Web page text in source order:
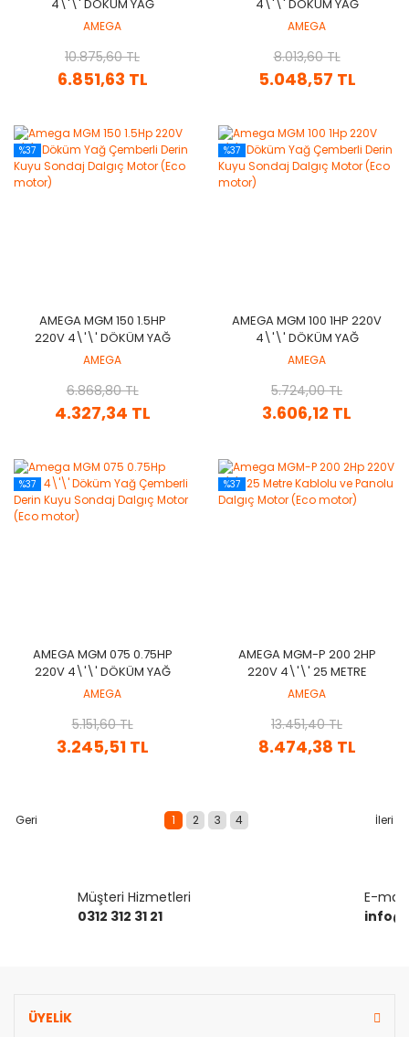
4\'\' DÖKÜM YAĞ
ÇEMBERLI DERIN KUYU
(ECO MOTOR)
AMEGA
6.851,63 TL
10.875,60 TL
4\'\' DÖKÜM YAĞ
ÇEMBERLI DERIN KUYU
(ECO MOTOR)
AMEGA
5.048,57 TL
8.013,60 TL
%37
AMEGA MGM 150 1.5HP
220V 4\'\' DÖKÜM YAĞ
ÇEMBERLI DERIN KUYU
(ECO MOTOR)
AMEGA
4.327,34 TL
6.868,80 TL
%37
AMEGA MGM 100 1HP 220V
4\'\' DÖKÜM YAĞ
ÇEMBERLI DERIN KUYU
(ECO MOTOR)
AMEGA
3.606,12 TL
5.724,00 TL
%37
AMEGA MGM 075 0.75HP
220V 4\'\' DÖKÜM YAĞ
ÇEMBERLI DERIN KUYU
(ECO MOTOR)
AMEGA
3.245,51 TL
5.151,60 TL
%37
AMEGA MGM-P 200 2HP
220V 4\'\' 25 METRE
KABLOLU VE PANOLU
MOTOR)
AMEGA
8.474,38 TL
13.451,40 TL
1 2 3 4
Müşteri Hizmetleri
0312 312 31 21
E-mail
ÜYELİK